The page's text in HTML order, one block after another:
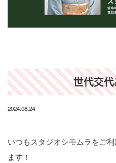
世代交
2024.08.24
いつもスタジオシモムラをご
ます！